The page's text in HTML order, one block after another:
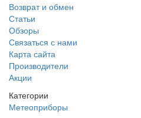
Возврат и обмен
Статьи
Обзоры
Связаться с нами
Карта сайта
Производители
Акции
Категории
Метеоприборы